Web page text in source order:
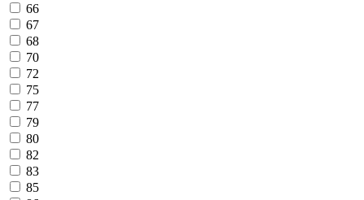
66
67
68
70
72
75
77
79
80
82
83
85